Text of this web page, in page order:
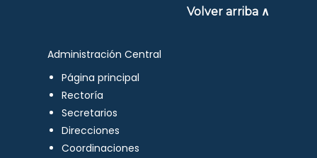
Volver arriba ∧
Administración Central
Página principal
Rectoría
Secretarios
Direcciones
Coordinaciones